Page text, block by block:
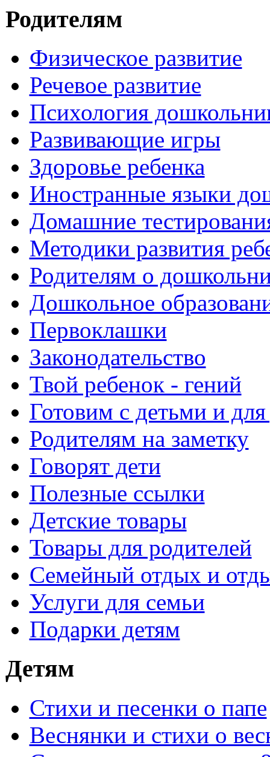
Родителям
Физическое развитие
Речевое развитие
Психология
Развивающие игры
Здоровье ребенка
Иностранные языки
Домашние
Методики развития
Родителям о
Дошкольное
Первоклашки
Законодательство
Твой ребенок - гений
Готовим с детьми и для
Родителям на заметку
Говорят дети
Полезные ссылки
Детские товары
Товары для родителей
Семейный отдых и
Услуги для семьи
Подарки детям
Детям
Стихи и песенки о папе
Веснянки и стихи о